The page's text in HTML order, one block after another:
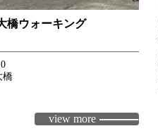
橋ウォーキング
橋
view more